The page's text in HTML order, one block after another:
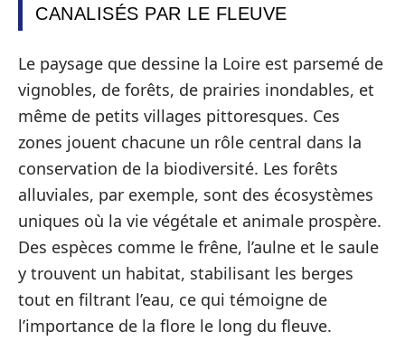
CANALISÉS PAR LE FLEUVE
Le paysage que dessine la Loire est parsemé de
vignobles, de forêts, de prairies inondables, et
même de petits villages pittoresques. Ces
zones jouent chacune un rôle central dans la
conservation de la biodiversité. Les forêts
alluviales, par exemple, sont des écosystèmes
uniques où la vie végétale et animale prospère.
Des espèces comme le frêne, l’aulne et le saule
y trouvent un habitat, stabilisant les berges
tout en filtrant l’eau, ce qui témoigne de
l’importance de la flore le long du fleuve.